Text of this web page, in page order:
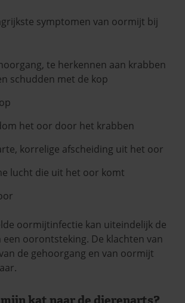
symptomen van oormijt bij
te herkennen aan krabben
schudden met de kop
het oor door het krabben
korrelige afscheiding uit het oor
lucht die uit het oor komt
oormijtinfectie kan uiteindelijk de
een oorontsteking. De klachten van
de gehoorgang en van oormijt